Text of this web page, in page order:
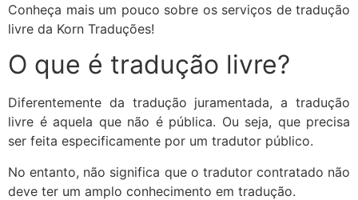
Conheça mais um pouco sobre os serviços de tradução
livre da Korn Traduções!
O que é tradução livre?
Diferentemente da tradução juramentada, a tradução
livre é aquela que não é pública. Ou seja, que precisa
ser feita especificamente por um tradutor público.
No entanto, não significa que o tradutor contratado não
deve ter um amplo conhecimento em tradução.